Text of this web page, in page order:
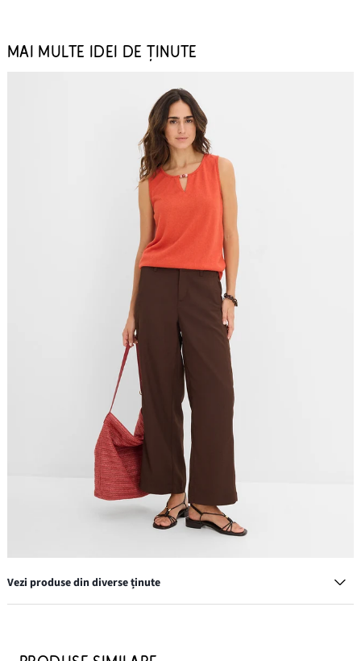
MAI MULTE IDEI DE ȚINUTE
Vezi produse din diverse ținute